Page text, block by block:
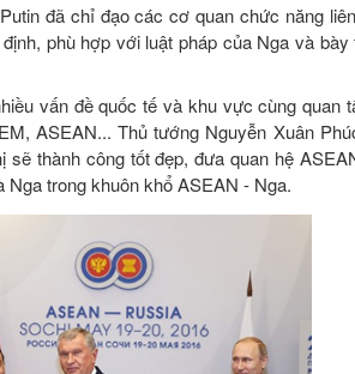
đã chỉ đạo các cơ quan chức năng
phù hợp với luật pháp của Nga và
vấn đề quốc tế và khu vực cùng quan
ASEAN... Thủ tướng Nguyễn Xuân
thành công tốt đẹp, đưa quan hệ
trong khuôn khổ ASEAN - Nga.